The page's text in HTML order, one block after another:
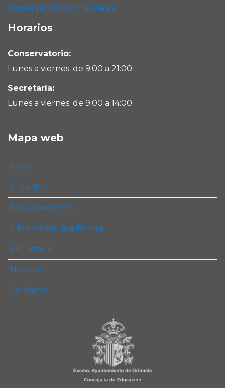
conservatorio@orihuela.es
Horarios
Conservatorio:
Lunes a viernes: de 9:00 a 21:00.
Secretaría:
Lunes a viernes: de 9:00 a 14:00.
Mapa web
Inicio
El centro
Departamentos
Información académica
Secretaría
Noticias
Contacto